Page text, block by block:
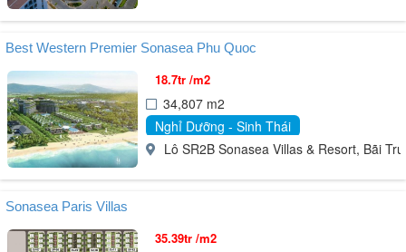
Best Western Premier Sonasea Phu Quoc
18.7tr /m2
34,807 m2
Nghỉ Dưỡng - Sinh Thái
Lô SR2B Sonasea Villas & Resort, Bãi
Sonasea Paris Villas
35.39tr /m2